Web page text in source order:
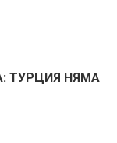
ТУРЦИЯ НЯМА